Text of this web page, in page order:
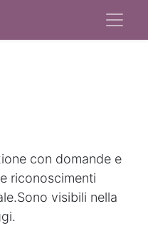
con domande e
riconoscimenti
Sono visibili nella